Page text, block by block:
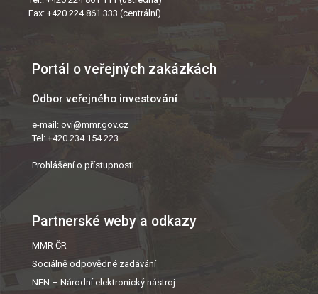
Fax: +420 224 861 333 (centrální)
Portál o veřejných zakázkách
Odbor veřejného investování
e-mail: ovi@mmr.gov.cz
Tel: +420 234 154 223
Prohlášení o přístupnosti
Partnerské weby a odkazy
MMR ČR
Sociálně odpovědné zadávání
NEN – Národní elektronický nástroj